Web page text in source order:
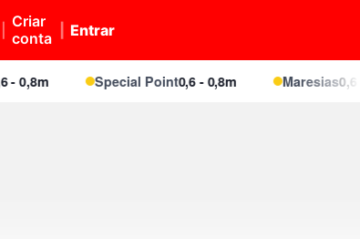
Criar
conta
Entrar
Special Point0,6 - 0,8m Maresias0,6 - 0,8m